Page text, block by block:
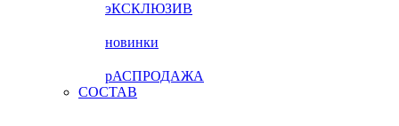
эКСКЛЮЗИВ
новинки
рАСПРОДАЖА
СОСТАВ